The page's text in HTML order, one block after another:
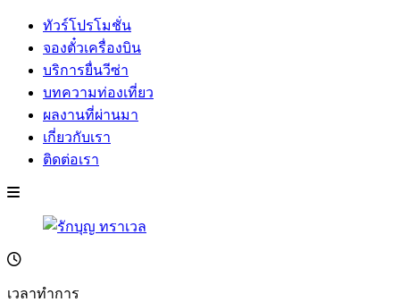
ทัวร์โปรโมชั่น
จองตั๋วเครื่องบิน
บริการยื่นวีซ่า
บทความท่องเที่ยว
ผลงานที่ผ่านมา
เกี่ยวกับเรา
ติดต่อเรา
เวลาทำการ